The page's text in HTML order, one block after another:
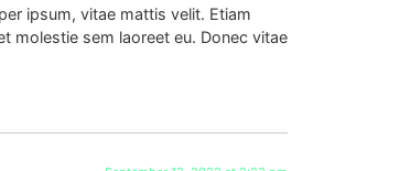
ipsum, vitae mattis velit. Etiam
molestie sem laoreet eu. Donec vitae